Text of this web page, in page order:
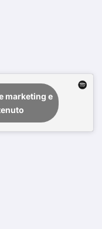
marketing e